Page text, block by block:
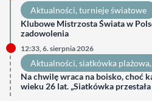
Aktualności, turnieje światowe
Klubowe Mistrzosta Świata w
zadowolenia
12:33, 6. sierpnia 2026
Aktualności, siatkówka plażowa,
Na chwilę wraca na boisko, choć
wieku 26 lat. „Siatkówka